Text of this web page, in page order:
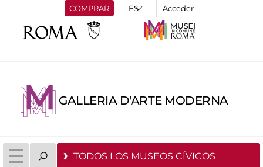
COMPRAR Acceder
GALLERIA D'ARTE MODERNA
TODOS LOS MUSEOS CÍVICOS